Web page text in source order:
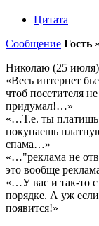
Цитата
Сообщение Гость »
Николаю (25
«Весь интернет
чтоб посетителя
придумал!…»
«…Т.е. ты платишь
покупаешь
спама…»
«…"реклама не
это вообще
«…У вас и так-то с
порядке. А уж
появится!»